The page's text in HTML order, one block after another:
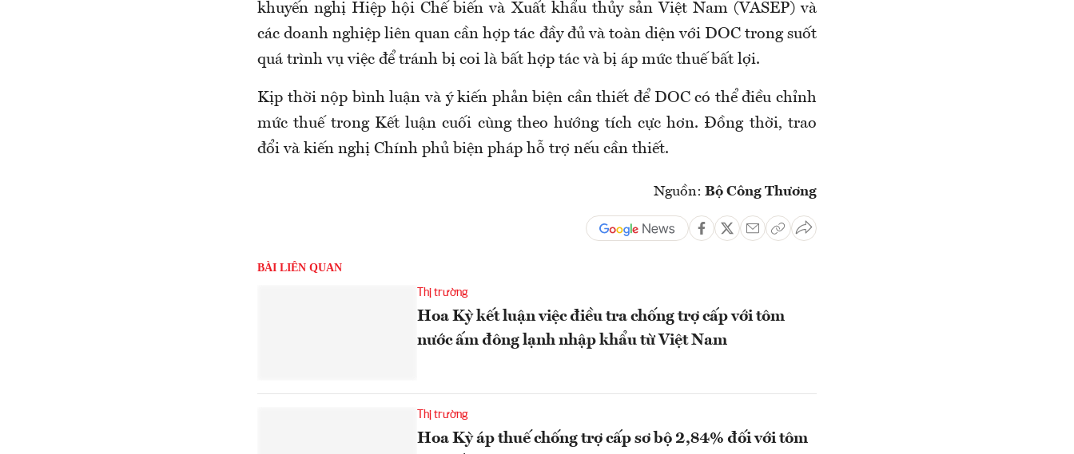
khuyến nghị Hiệp hội Chế biến và Xuất khẩu thủy sản Việt Nam (VASEP) và
các doanh nghiệp liên quan cần hợp tác đầy đủ và toàn diện với DOC trong suốt
quá trình vụ việc để tránh bị coi là bất hợp tác và bị áp mức thuế bất lợi.
Kịp thời nộp bình luận và ý kiến phản biện cần thiết để DOC có thể điều chỉnh
mức thuế trong Kết luận cuối cùng theo hướng tích cực hơn. Đồng thời, trao
đổi và kiến nghị Chính phủ biện pháp hỗ trợ nếu cần thiết.
Nguồn: Bộ Công Thương
BÀI LIÊN QUAN
Thị trường
Hoa Kỳ kết luận việc điều tra chống trợ cấp với tôm
nước ấm đông lạnh nhập khẩu từ Việt Nam
Thị trường
Hoa Kỳ áp thuế chống trợ cấp sơ bộ 2,84% đối với tôm